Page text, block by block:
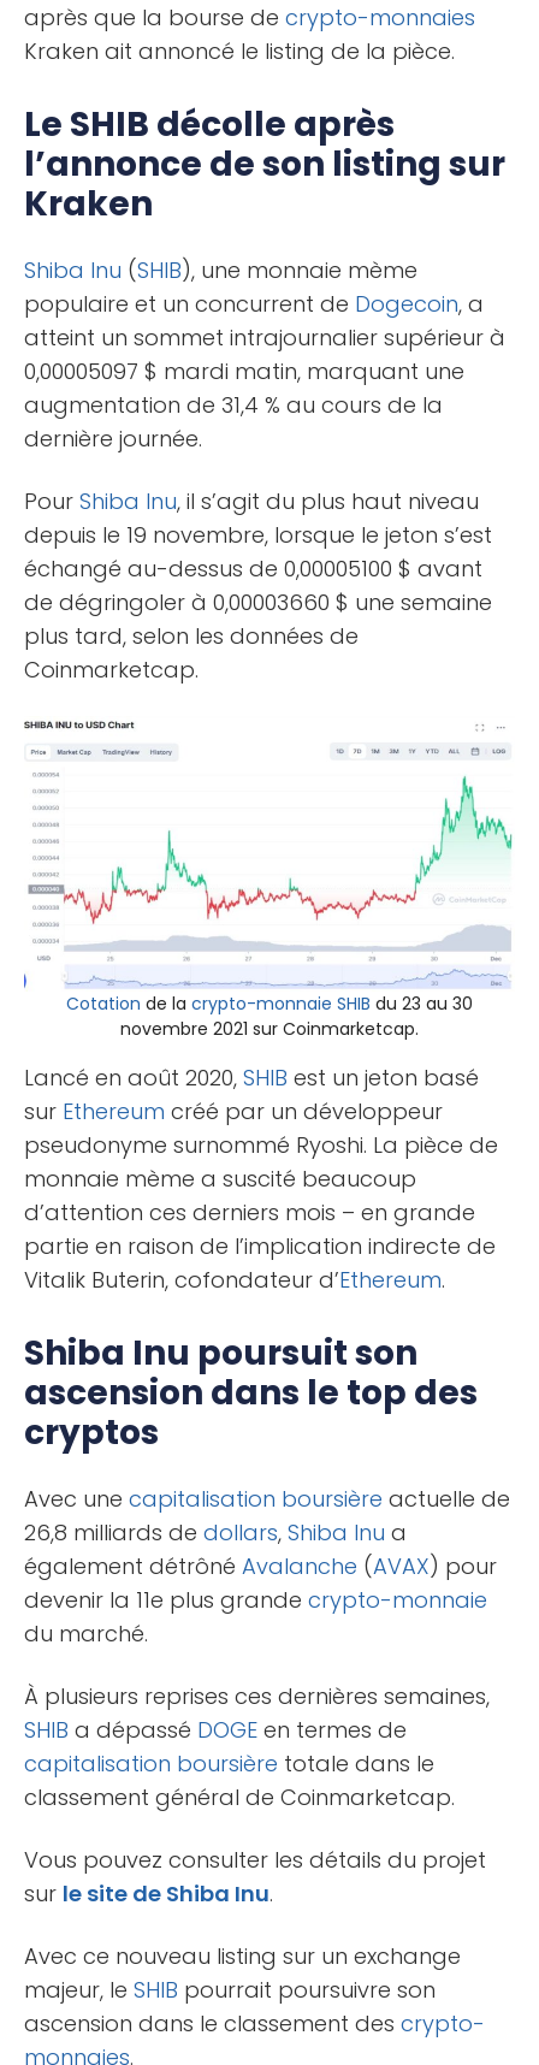
après que la bourse de crypto-monnaies
Kraken ait annoncé le listing de la pièce.
Le SHIB décolle après
l’annonce de son listing sur
Kraken
Shiba Inu (SHIB), une monnaie mème
populaire et un concurrent de Dogecoin, a
atteint un sommet intrajournalier supérieur à
0,00005097 $ mardi matin, marquant une
augmentation de 31,4 % au cours de la
dernière journée.
Pour Shiba Inu, il s’agit du plus haut niveau
depuis le 19 novembre, lorsque le jeton s’est
échangé au-dessus de 0,00005100 $ avant
de dégringoler à 0,00003660 $ une semaine
plus tard, selon les données de
Coinmarketcap.
Cotation de la crypto-monnaie SHIB du 23 au 30
novembre 2021 sur Coinmarketcap.
Lancé en août 2020, SHIB est un jeton basé
sur Ethereum créé par un développeur
pseudonyme surnommé Ryoshi. La pièce de
monnaie mème a suscité beaucoup
d’attention ces derniers mois – en grande
partie en raison de l’implication indirecte de
Vitalik Buterin, cofondateur d’Ethereum.
Shiba Inu poursuit son
ascension dans le top des
cryptos
Avec une capitalisation boursière actuelle de
26,8 milliards de dollars, Shiba Inu a
également détrôné Avalanche (AVAX) pour
devenir la 11e plus grande crypto-monnaie
du marché.
À plusieurs reprises ces dernières semaines,
SHIB a dépassé DOGE en termes de
capitalisation boursière totale dans le
classement général de Coinmarketcap.
Vous pouvez consulter les détails du projet
sur le site de Shiba Inu.
Avec ce nouveau listing sur un exchange
majeur, le SHIB pourrait poursuivre son
ascension dans le classement des crypto-
monnaies.